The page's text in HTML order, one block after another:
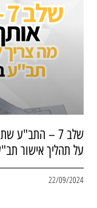
שלב 7 –
על תהליך אישור
22/09/2024